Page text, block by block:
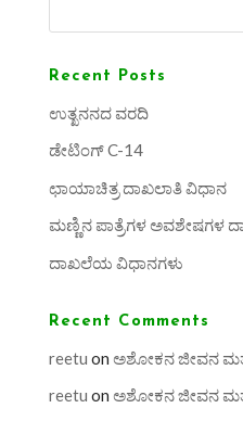
Recent Posts
ಉತ್ಖನನದ ವರದಿ
ಡೇಟಿಂಗ್ C-14
ಛಾಯಾಚಿತ್ರ ದಾಖಲಾತಿ ವಿಧಾನ
ಮಣ್ಣಿನ ಪಾತ್ರೆಗಳ ಅವಶೇಷಗಳ
ದಾಖಲೆಯ ವಿಧಾನಗಳು
Recent Comments
reetu on ಅಶೋಕನ ಜೀವನ
reetu on ಅಶೋಕನ ಜೀವನ